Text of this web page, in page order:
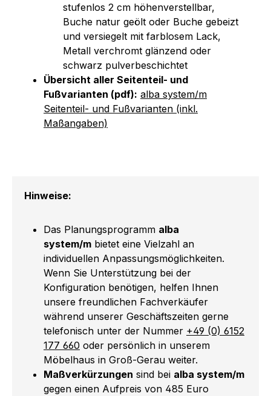
stufenlos 2 cm höhenverstellbar,
Buche natur geölt oder Buche gebeizt
und versiegelt mit farblosem Lack,
Metall verchromt glänzend oder
schwarz pulverbeschichtet
Übersicht aller Seitenteil- und
Fußvarianten (pdf): alba system/m
Seitenteil- und Fußvarianten (inkl.
Maßangaben)
Hinweise:
Das Planungsprogramm alba
system/m bietet eine Vielzahl an
individuellen Anpassungsmöglichkeiten.
Wenn Sie Unterstützung bei der
Konfiguration benötigen, helfen Ihnen
unsere freundlichen Fachverkäufer
während unserer Geschäftszeiten gerne
telefonisch unter der Nummer +49 (0) 6152
177 660 oder persönlich in unserem
Möbelhaus in Groß-Gerau weiter.
Maßverkürzungen sind bei alba system/m
gegen einen Aufpreis von 485 Euro